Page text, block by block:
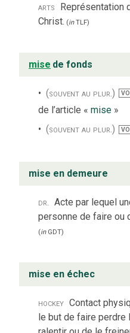
arts Représentation
Christ. (inTLF)
mise de fonds
(souvent au plur.)
de l’article « mise »
(souvent au plur.)
mise en demeure
dr. Acte par lequel
personne de faire ou
(inGDT)
mise en échec
hockey Contact
le but de faire perdre